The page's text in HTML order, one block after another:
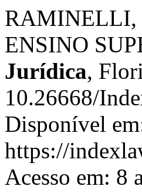
RAMINELLI,
ENSINO
Jurídica,
10.26668/
Disponível
https://
Acesso em: 8